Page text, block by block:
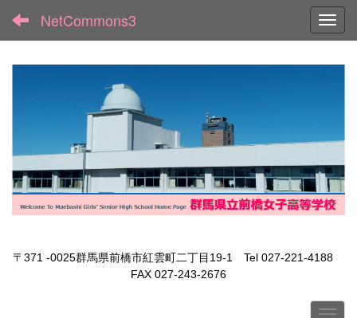
NetCommons3
〒371 -0025群馬県前橋市紅雲町二丁目19-1 Tel 027-221-4188
FAX 027-243-2676